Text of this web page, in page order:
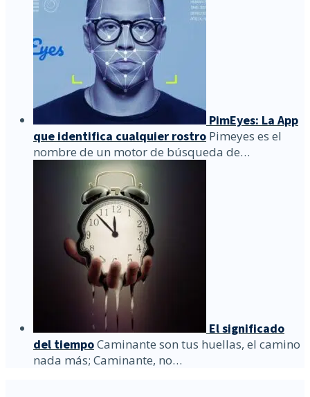
PimEyes: La App
que identifica cualquier rostro Pimeyes es el
nombre de un motor de búsqueda de…
El significado
del tiempoCaminante son tus huellas, el camino
nada más; Caminante, no…